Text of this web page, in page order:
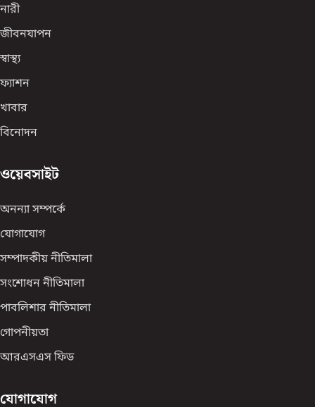
নারী
জীবনযাপন
স্বাস্থ্য
ফ্যাশন
খাবার
বিনোদন
ওয়েবসাইট
অনন্যা সম্পর্কে
যোগাযোগ
সম্পাদকীয় নীতিমালা
সংশোধন নীতিমালা
পাবলিশার নীতিমালা
গোপনীয়তা
আরএসএস ফিড
যোগাযোগ